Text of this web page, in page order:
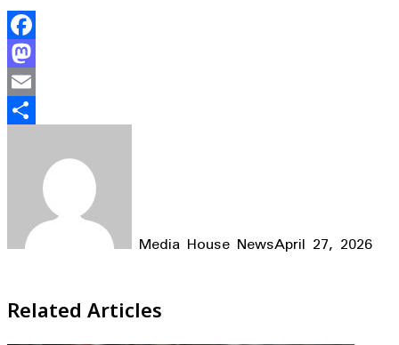
Facebook
Mastodon
Email
Media House NewsApril 27, 2026
Related Articles